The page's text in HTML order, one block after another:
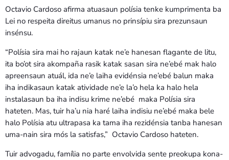
Octavio Cardoso afirma atuasaun polísia tenke kumprimenta ba
Lei no respeita direitus umanus no prinsípiu sira prezunsaun
insénsu.
“Polísia sira mai ho rajaun katak ne’e hanesan flagante de litu,
ita bo’ot sira akompaña rasik katak sasan sira ne’ebé mak halo
apreensaun atuál, ida ne’e laiha evidénsia ne’ebé balun maka
iha indikasaun katak atividade ne’e la’o hela ka halo hela
instalasaun ba iha indisu krime ne’ebé maka Polísia sira
hateten. Mas, tuir ha’u nia haré laiha indisiu ne’ebé maka bele
halo Polísia atu ultrapasa ka tama iha rezidénsia tanba hanesan
uma-nain sira mós la satisfas,” Octavio Cardoso hateten.
Tuir advogadu, família no parte envolvida sente preokupa kona-